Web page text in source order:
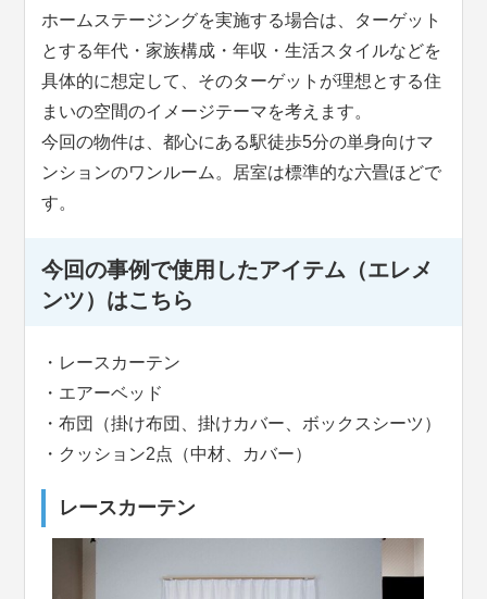
ホームステージングを実施する場合は、ターゲット
とする年代・家族構成・年収・生活スタイルなどを
具体的に想定して、そのターゲットが理想とする住
まいの空間のイメージテーマを考えます。
今回の物件は、都心にある駅徒歩5分の単身向けマ
ンションのワンルーム。居室は標準的な六畳ほどで
す。
今回の事例で使用したアイテム（エレメ
ンツ）はこちら
・レースカーテン
・エアーベッド
・布団（掛け布団、掛けカバー、ボックスシーツ）
・クッション2点（中材、カバー）
レースカーテン